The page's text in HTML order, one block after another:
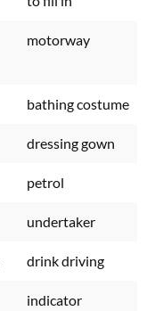
motorway
bathing costume
dressing gown
petrol
undertaker
drink driving
indicator